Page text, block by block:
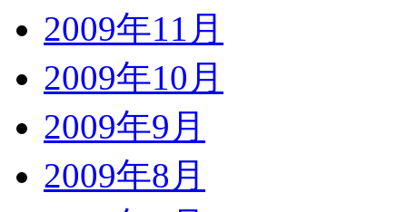
2009年11月
2009年10月
2009年9月
2009年8月